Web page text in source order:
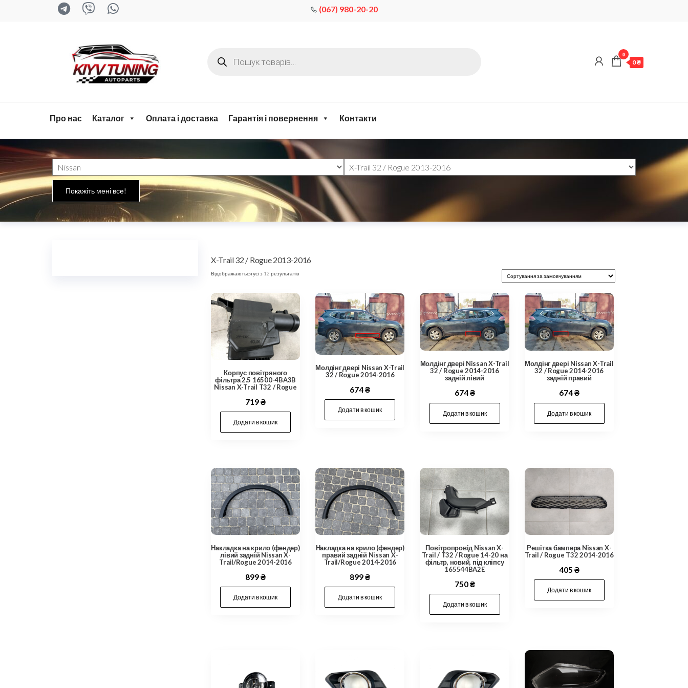
(067) 980-20-20
tuning.com
0
0 ₴
Про нас Каталог Оплата і доставка Гарантія і повернення Контакти
Покажіть мені все!
X-Trail 32 / Rogue 2013-2016
Відображаються усі з 12 результатів
Корпус повітряного
фільтра 2.5 16500-4BA3B
Nissan X-Trail T32 / Rogue
719₴
Додати в кошик
Молдінг двері Nissan X-Trail
32 / Rogue 2014-2016
674₴
Додати в кошик
Молдінг двері Nissan X-Trail
32 / Rogue 2014-2016
задній лівий
674₴
Додати в кошик
Молдінг двері Nissan X-Trail
32 / Rogue 2014-2016
задній правий
674₴
Додати в кошик
Накладка на крило (фендер)
лівий задній Nissan X-
Trail/Rogue 2014-2016
899₴
Додати в кошик
Накладка на крило (фендер)
правий задній Nissan X-
Trail/Rogue 2014-2016
899₴
Додати в кошик
Повітропровід Nissan X-
Trail / T32 / Rogue 14-20 на
фільтр, новий, під кліпсу
165544BA2E
750₴
Додати в кошик
Решітка бампера Nissan X-
Trail / Rogue T32 2014-2016
405 ₴
Додати в кошик